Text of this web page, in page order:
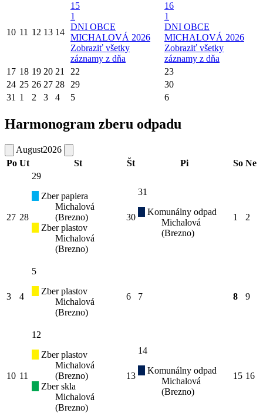
10 11 12 13 14
15
1
DNI OBCE
MICHALOVÁ 2026
Zobraziť všetky
záznamy z dňa
16
1
DNI OBCE
MICHALOVÁ 2026
Zobraziť všetky
záznamy z dňa
17 18 19 20 21 22
23
24 25 26 27 28 29
30
31 1 2 3 4 5 6
Harmonogram zberu odpadu
August2026
Po Ut St Št Pi So Ne
27 28
29
Zber papiera
Michalová
(Brezno)
Zber plastov
Michalová
(Brezno)
30
31
Komunálny odpad
Michalová
(Brezno)
1 2
3 4
5
Zber plastov
Michalová
(Brezno)
6 7 8 9
10 11
12
Zber plastov
Michalová
(Brezno)
Zber skla
Michalová
(Brezno)
13
14
Komunálny odpad
Michalová
(Brezno)
15 16